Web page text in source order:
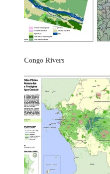
Congo Rivers